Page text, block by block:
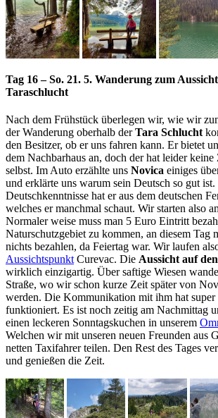
Tag 16 – So. 21. 5. Wanderung zum
Taraschlucht
Nach dem Frühstück überlegen wir, wie wir
der Wanderung oberhalb derTara Schlucht
den Besitzer, ob er uns fahren kann. Er bietet
dem Nachbarhaus an, doch der hat leider
selbst. Im Auto erzählte uns Novica einiges
und erklärte uns warum sein Deutsch so gut ist.
Deutschkenntnisse hat er aus dem deutschen
welches er manchmal schaut. Wir starten also
Normaler weise muss man 5 Euro Eintritt
Naturschutzgebiet zu kommen, an diesem Tag
nichts bezahlen, da Feiertag war. Wir laufen
Aussichtspunkt Curevac. Die Aussicht auf
wirklich einzigartig. Über saftige Wiesen
Straße, wo wir schon kurze Zeit später von
werden. Die Kommunikation mit ihm hat super
funktioniert. Es ist noch zeitig am Nachmittag
einen leckeren Sonntagskuchen in unserem
Welchen wir mit unseren neuen Freunden aus
netten Taxifahrer teilen. Den Rest des Tages
und genießen die Zeit.